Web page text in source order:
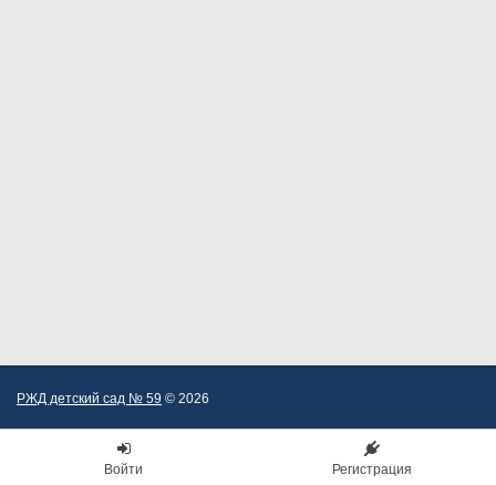
РЖД детский сад № 59 © 2026
Войти Регистрация